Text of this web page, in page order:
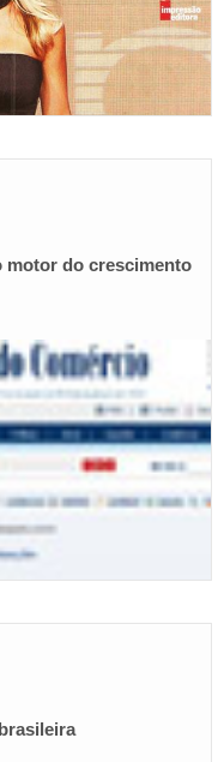
motor do crescimento